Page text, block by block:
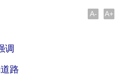
A- A+
调
路